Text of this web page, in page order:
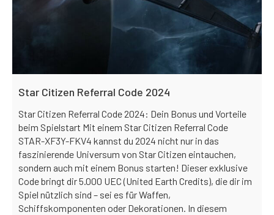
Star Citizen Referral Code 2024
Star Citizen Referral Code 2024: Dein Bonus und Vorteile
beim Spielstart Mit einem Star Citizen Referral Code
STAR-XF3Y-FKV4 kannst du 2024 nicht nur in das
faszinierende Universum von Star Citizen eintauchen,
sondern auch mit einem Bonus starten! Dieser exklusive
Code bringt dir 5.000 UEC (United Earth Credits), die dir im
Spiel nützlich sind – sei es für Waffen,
Schiffskomponenten oder Dekorationen. In diesem